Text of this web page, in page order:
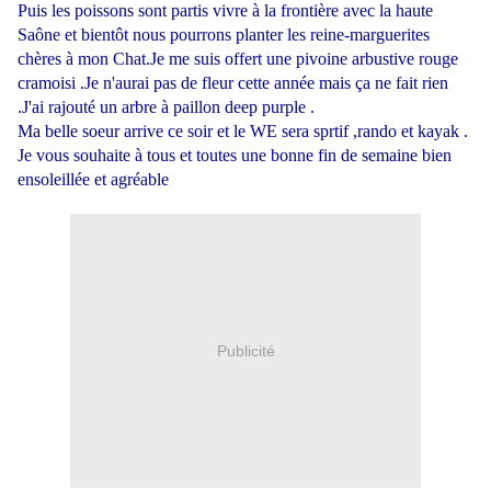
Puis les poissons sont partis vivre à la frontière avec la haute
Saône et bientôt nous pourrons planter les reine-marguerites
chères à mon Chat.Je me suis offert une pivoine arbustive rouge
cramoisi .Je n'aurai pas de fleur cette année mais ça ne fait rien
.J'ai rajouté un arbre à paillon deep purple .
Ma belle soeur arrive ce soir et le WE sera sprtif ,rando et kayak .
Je vous souhaite à tous et toutes une bonne fin de semaine bien
ensoleillée et agréable
Publicité